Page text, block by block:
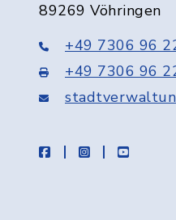
89269 Vöhringen
+49 7306 96
+49 7306 96
facebookinstagramyoutube